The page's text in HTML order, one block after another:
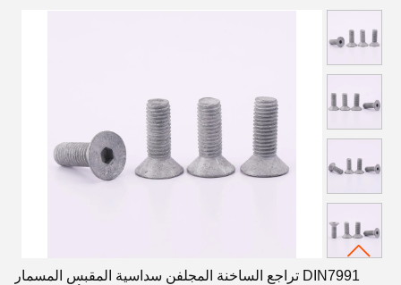
DIN7991 تراجع الساخنة المجلفن سداسية المقبس المسمار